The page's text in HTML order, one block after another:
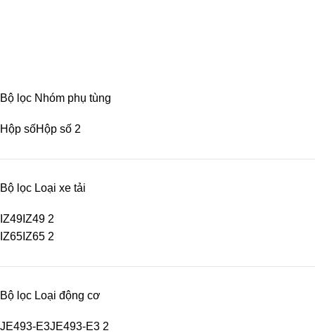
Bộ lọc Nhóm phụ tùng
Hộp sốHộp số 2
Bộ lọc Loại xe tải
IZ49 IZ49 2
IZ65 IZ65 2
Bộ lọc Loại động cơ
JE493-E3JE493-E3 2